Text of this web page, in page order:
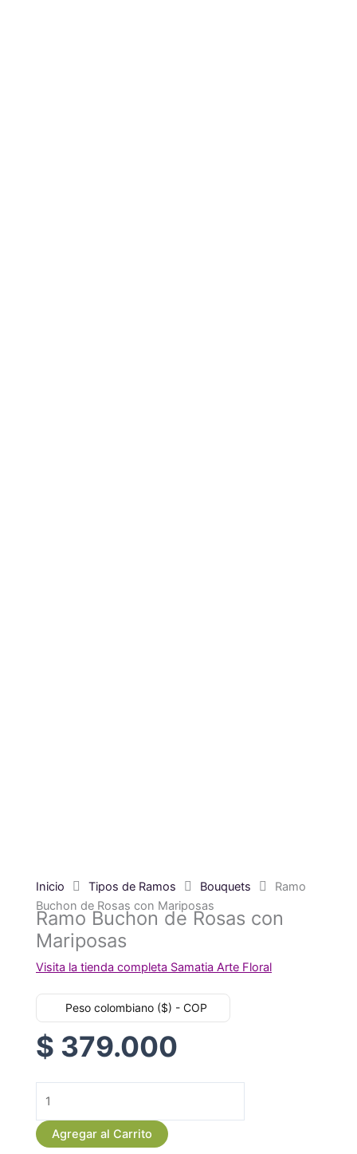
Inicio Tipos de Ramos Bouquets
Ramo
Buchon de Rosas con Mariposas
Ramo Buchon de Rosas con
Mariposas
Visita la tienda completa Samatia Arte Floral
Peso colombiano ($) - COP
$ 379.000
Ramo
Buchon
de
Agregar al Carrito